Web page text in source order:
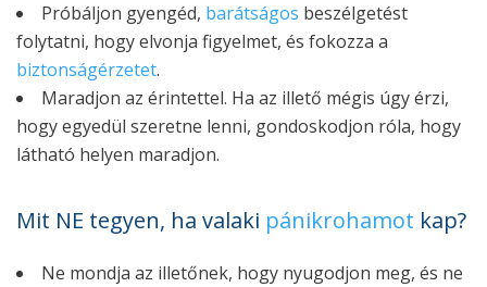
Próbáljon gyengéd, barátságos beszélgetést
folytatni, hogy elvonja figyelmet, és fokozza a
biztonságérzetet.
Maradjon az érintettel. Ha az illető mégis úgy érzi,
hogy egyedül szeretne lenni, gondoskodjon róla, hogy
látható helyen maradjon.
Mit NE tegyen, ha valaki pánikrohamot kap?
Ne mondja az illetőnek, hogy nyugodjon meg, és ne